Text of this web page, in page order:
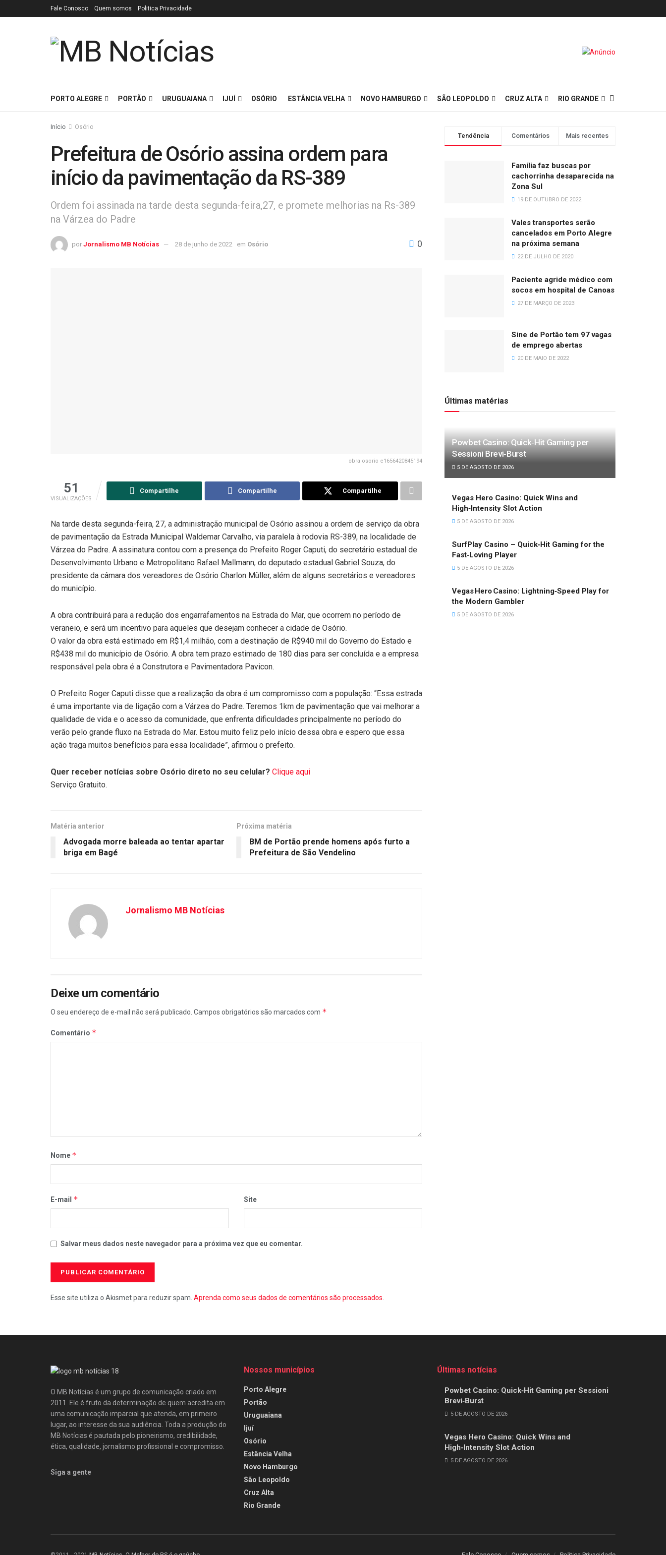
Fale Conosco Quem somos Politica Privacidade
PORTO ALEGRE PORTÃO URUGUAIANA IJUÍ OSÓRIO ESTÂNCIA VELHA NOVO HAMBURGO SÃO LEOPOLDO CRUZ ALTA RIO GRANDE
Início Osório
Prefeitura de Osório assina ordem para
início da pavimentação da RS-389
Ordem foi assinada na tarde desta segunda-feira,27, e promete melhorias na Rs-389
na Várzea do Padre
por Jornalismo MB Notícias 28 de junho de 2022 em Osório 0
obra osorio e1656420845194
51
VISUALIZAÇÕES
Compartilhe Compartilhe Compartilhe
Na tarde desta segunda-feira, 27, a administração municipal de Osório assinou a ordem de serviço da obra
de pavimentação da Estrada Municipal Waldemar Carvalho, via paralela à rodovia RS-389, na localidade de
Várzea do Padre. A assinatura contou com a presença do Prefeito Roger Caputi, do secretário estadual de
Desenvolvimento Urbano e Metropolitano Rafael Mallmann, do deputado estadual Gabriel Souza, do
presidente da câmara dos vereadores de Osório Charlon Müller, além de alguns secretários e vereadores
do município.
A obra contribuirá para a redução dos engarrafamentos na Estrada do Mar, que ocorrem no período de
veraneio, e será um incentivo para aqueles que desejam conhecer a cidade de Osório.
O valor da obra está estimado em R$1,4 milhão, com a destinação de R$940 mil do Governo do Estado e
R$438 mil do município de Osório. A obra tem prazo estimado de 180 dias para ser concluída e a empresa
responsável pela obra é a Construtora e Pavimentadora Pavicon.
O Prefeito Roger Caputi disse que a realização da obra é um compromisso com a população: “Essa estrada
é uma importante via de ligação com a Várzea do Padre. Teremos 1km de pavimentação que vai melhorar a
qualidade de vida e o acesso da comunidade, que enfrenta dificuldades principalmente no período do
verão pelo grande fluxo na Estrada do Mar. Estou muito feliz pelo início dessa obra e espero que essa
ação traga muitos benefícios para essa localidade”, afirmou o prefeito.
Quer receber notícias sobre Osório direto no seu celular? Clique aqui
Serviço Gratuito.
Matéria anterior
Advogada morre baleada ao tentar apartar
briga em Bagé
Próxima matéria
BM de Portão prende homens após furto a
Prefeitura de São Vendelino
Jornalismo MB Notícias
Deixe um comentário
O seu endereço de e-mail não será publicado. Campos obrigatórios são marcados com *
Comentário *
Nome *
E-mail * Site
Salvar meus dados neste navegador para a próxima vez que eu comentar.
Esse site utiliza o Akismet para reduzir spam. Aprenda como seus dados de comentários são processados
Tendência Comentários Mais recentes
Família faz buscas por
cachorrinha desaparecida na
Zona Sul
19 DE OUTUBRO DE 2022
Vales transportes serão
cancelados em Porto Alegre
na próxima semana
22 DE JULHO DE 2020
Paciente agride médico com
socos em hospital de Canoas
27 DE MARÇO DE 2023
Sine de Portão tem 97 vagas
de emprego abertas
20 DE MAIO DE 2022
Últimas matérias
Powbet Casino: Quick‑Hit Gaming per
Sessioni Brevi‑Burst
5 DE AGOSTO DE 2026
Vegas Hero Casino: Quick Wins and
High‑Intensity Slot Action
5 DE AGOSTO DE 2026
SurfPlay Casino – Quick‑Hit Gaming for the
Fast‑Loving Player
5 DE AGOSTO DE 2026
Vegas Hero Casino: Lightning‑Speed Play for
the Modern Gambler
5 DE AGOSTO DE 2026
O MB Notícias é um grupo de comunicação criado em
2011. Ele é fruto da determinação de quem acredita em
uma comunicação imparcial que atenda, em primeiro
lugar, ao interesse da sua audiência. Toda a produção do
MB Notícias é pautada pelo pioneirismo, credibilidade,
ética, qualidade, jornalismo profissional e compromisso.
Siga a gente
Nossos municípios
Porto Alegre
Portão
Uruguaiana
Ijuí
Osório
Estância Velha
Novo Hamburgo
São Leopoldo
Cruz Alta
Rio Grande
Últimas notícias
Powbet Casino: Quick‑Hit Gaming per Sessioni
Brevi‑Burst
5 DE AGOSTO DE 2026
Vegas Hero Casino: Quick Wins and
High‑Intensity Slot Action
5 DE AGOSTO DE 2026